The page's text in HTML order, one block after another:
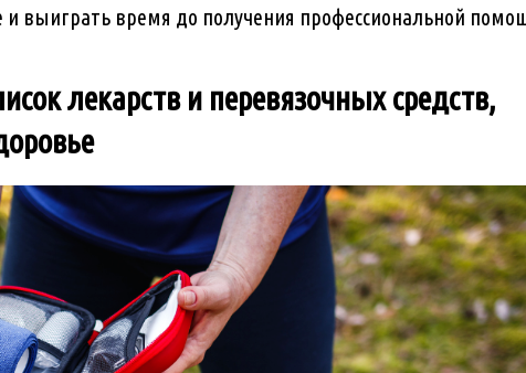
и выиграть время до получения профессиональной
лекарств и перевязочных средств,